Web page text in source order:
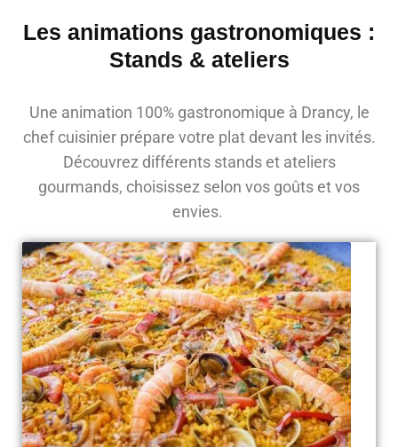
Les animations gastronomiques :
Stands & ateliers
Une animation 100% gastronomique à Drancy, le
chef cuisinier prépare votre plat devant les invités.
Découvrez différents stands et ateliers
gourmands, choisissez selon vos goûts et vos
envies.